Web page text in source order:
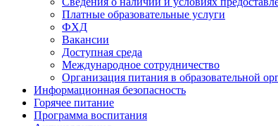
Платные образовательные услуги
ФХД
Вакансии
Доступная среда
Международное сотрудничество
Организация питания в образовательной
Информационная безопасность
Горячее питание
Программа воспитания